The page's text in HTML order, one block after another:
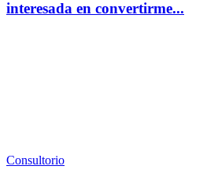
interesada en convertirme...
Consultorio